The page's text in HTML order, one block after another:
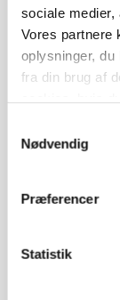
sociale medier,
Vores partnere
oplysninger,
fra din brug af
Nødvendig
Præferencer
Statistik
BUSINESS
Ejer eller
landbrugets